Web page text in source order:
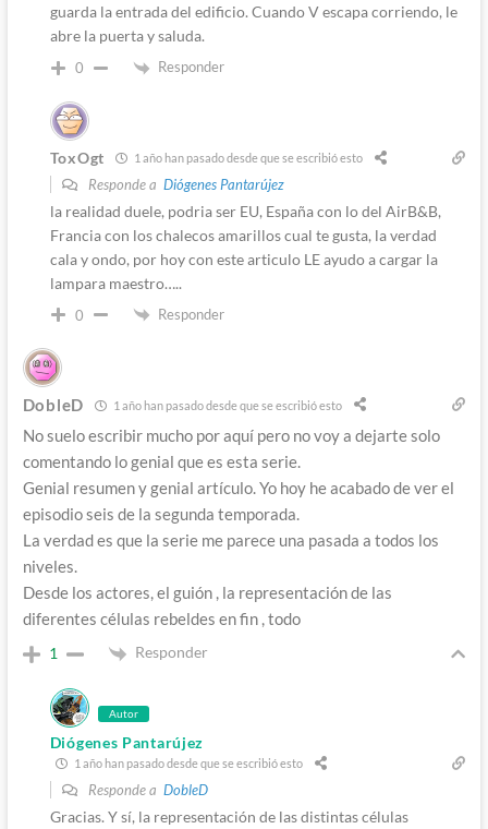
guarda la entrada del edificio. Cuando V escapa corriendo, le
abre la puerta y saluda.
0 Responder
ToxOgt 1 año han pasado desde que se escribió esto
Responde a Diógenes Pantarújez
la realidad duele, podria ser EU, España con lo del AirB&B,
Francia con los chalecos amarillos cual te gusta, la verdad
cala y ondo, por hoy con este articulo LE ayudo a cargar la
lampara maestro…..
0 Responder
DobleD 1 año han pasado desde que se escribió esto
No suelo escribir mucho por aquí pero no voy a dejarte solo
comentando lo genial que es esta serie.
Genial resumen y genial artículo. Yo hoy he acabado de ver el
episodio seis de la segunda temporada.
La verdad es que la serie me parece una pasada a todos los
niveles.
Desde los actores, el guión , la representación de las
diferentes células rebeldes en fin , todo
1 Responder
Autor
Diógenes Pantarújez
1 año han pasado desde que se escribió esto
Responde a DobleD
Gracias. Y sí, la representación de las distintas células